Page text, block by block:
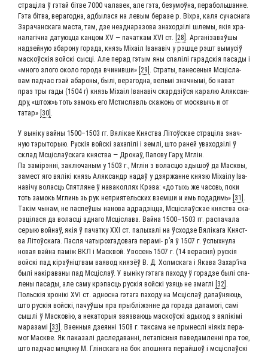
стра­ці­ла ў гэтай бітве 7000 чала­век, але гэта, без­умоў­на, пера­боль­шанне.
Гэта бітва, вера­год­на, адбы­ла­ся на левым бера­зе р. Віх­ра, каля сучас­на­га
Зара­чан­ска­га маста, там, дзе неад­на­ра­зо­ва зна­ход­зілі шле­мы, якія хра­
на­ла­гіч­на дату­юц­ца кан­цом ХV — пачат­кам ХVІ ст. [28] . Аргані­за­ваў­шы
над­зей­ную аба­ро­ну гора­да, князь Міхаіл Іва­навіч у рэш­це рэшт вымусіў
мас­коўскія вой­скі сыс­ці. Але перад гэтым яны спалілі гарад­скія паса­ды і
«мно­го зло­го око­ло горо­да вчи­нив­ши» [29] . Стра­ты, пане­се­ныя Мсці­сла­
вам пад­час гэай аба­ро­ны, былі, вера­год­на, вель­мі знач­ны­мі, бо нават
праз тры гады (1504 г) князь Міхаіл Іва­навіч скард­зіў­ся кара­лю Аляк­сан­
дру, «штож»ь тоть замо­кь его Мсти­славль ска­жонь от моск­вычь и от
татар» [30] .
У выніку вай­ны 1500–1503 гг. Вялі­кае Княст­ва Літоўс­кае стра­ці­ла знач­
ную тэры­то­рыю. Рус­кія вой­скі заха­пілі і зем­лі, што раней ува­х­од­зілі ў
склад Мсціслаўска­га княст­ва — Дро­каў, Папо­ву Гару, Мглін.
Па замір­эн­ні, заклю­ча­ным у 1503 г., Мглін з волас­цю ады­шоў да Мас­к­вы,
замест яго вялікі князь Аляк­сандр надаў у дзяр­жанне кня­зю Міхаі­лу Іва­
наві­чу волас­ць Спят­ляне ў нава­кол­лях Крэ­ва: «до тыхь же часовь, поки
тоть замо­кь Мглинь зь рук непри­я­тель­ских взем­ши и имь пода­димь» [31] .
Такім чынам, не пас­пе­ў­шы нано­ва адрад­зіц­ца, Мсціслаўс­кае княст­ва ска­
ра­ціла­ся да волас­ці адна­го Мсці­сла­ва. Вай­на 1500–1503 гг. рас­па­ча­ла
серыю вой­наў, якія ў пачат­ку ХХІ ст. палы­халі на ўсход­зе Вяліка­га Княст­
ва Літоўска­га. Пас­ля чаты­рох­га­до­ва­га пера­мі- р’я ў 1507 г. ўспых­ну­ла
новая вай­на паміж ВКЛ і Мас­квой. Уво­сень 1507 г. (14 верас­ня) рус­кія
вой­скі пад кіраўніцтвам ваявод кня­зёў В. Д. Холм­ска­га і Яка­ва Захар’і­ча
былі накіра­ва­ны пад Мсціслаў. У выніку гэта­га пахо­ду ў горад­зе былі спа­
ле­ны паса­ды, але саму крэпас­ць рус­кія вой­скі узя­ць не зма­глі [32] .
Поль­скія хронікі ХVІ ст. адно­сна гэта­га пахо­ду на Мсціслаў дапаў­ня­ю­ць,
што рус­кія вой­скі, пачуў­шы пра прыб­лі­ж­энне да гора­да дапа­мо­гі, самі
сыш­лі ў Мас­ко­вію, а нека­то­рыя звяз­ва­ю­ць мас­коўскі ады­ход з вялікі­мі
мара­за­мі [33] . Ваен­ныя дзе­ян­ні 1508 г. так­са­ма не пры­неслі нія­кіх пера­
мог Мас­кве. Як пака­за­лі дасле­да­ван­ні, лета­піс­ныя паве­дам­лен­ні пра тое,
што пад­час мяця­жу М. Глін­ска­га на бок апош­ня­га перай­шоў і мсціслаўскі